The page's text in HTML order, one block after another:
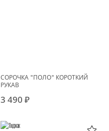
СОРОЧКА "ПОЛО" КОРОТКИЙ
РУКАВ
3 490 ₽